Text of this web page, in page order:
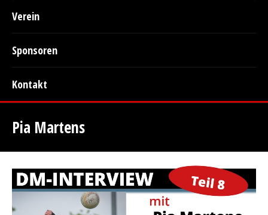
Verein
Sponsoren
Kontakt
Pia Martens